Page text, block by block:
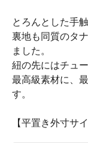
とろんとした手
裏地も同質のタ
ました。
紐の先にはチュ
最高級素材に、
す。
【平置き外寸サ